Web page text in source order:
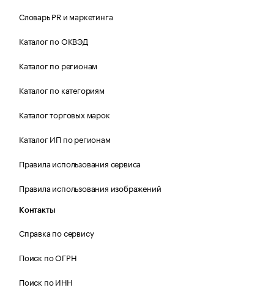
Словарь PR и маркетинга
Каталог по ОКВЭД
Каталог по регионам
Каталог по категориям
Каталог торговых марок
Каталог ИП по регионам
Правила использования сервиса
Правила использования изображений
Контакты
Справка по сервису
Поиск по ОГРН
Поиск по ИНН